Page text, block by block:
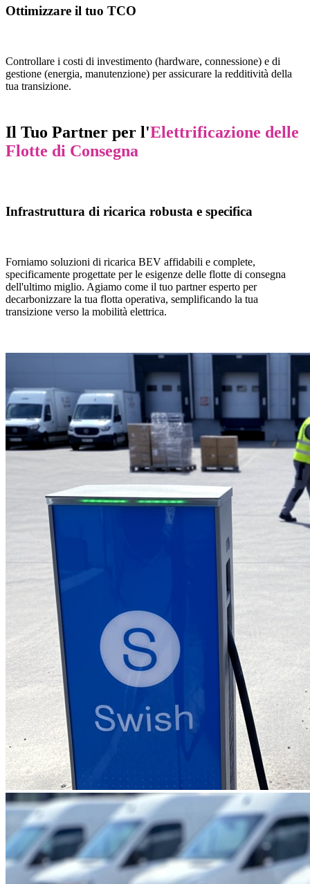
Ottimizzare il tuo TCO
Controllare i costi di investimento (hardware, connessione) e di
gestione (energia, manutenzione) per assicurare la redditività della
tua transizione.
Il Tuo Partner per l'Elettrificazione delle
Flotte di Consegna
Infrastruttura di ricarica robusta e specifica
Forniamo soluzioni di ricarica BEV affidabili e complete,
specificamente progettate per le esigenze delle flotte di consegna
dell'ultimo miglio. Agiamo come il tuo partner esperto per
decarbonizzare la tua flotta operativa, semplificando la tua
transizione verso la mobilità elettrica.